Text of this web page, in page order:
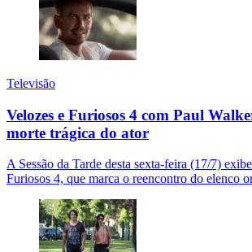
Televisão
Velozes e Furiosos 4 com Paul
morte trágica do ator
A Sessão da Tarde desta sexta-feira (17/7)
Furiosos 4, que marca o reencontro do elenco